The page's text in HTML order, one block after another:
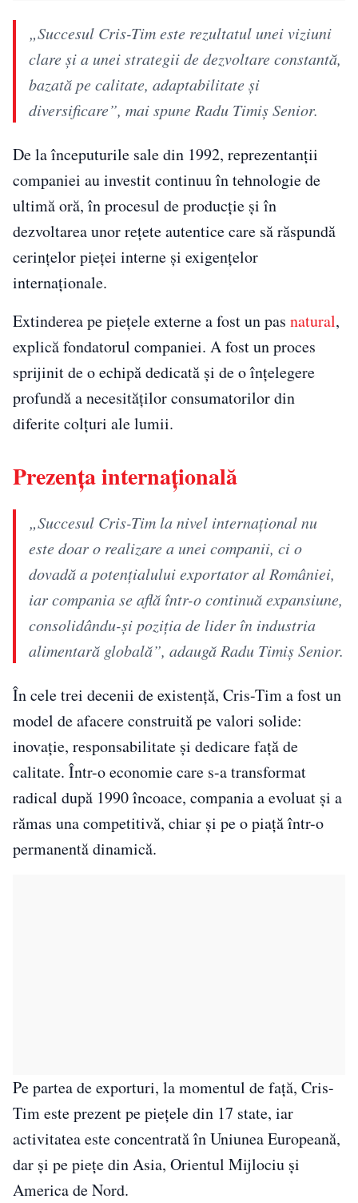
„Succesul Cris-Tim este rezultatul unei viziuni
clare și a unei strategii de dezvoltare constantă,
bazată pe calitate, adaptabilitate și
diversificare”, mai spune Radu TimișSenior.
De la începuturile sale din 1992, reprezentanții
companiei au investit continuu în tehnologie de
ultimă oră, în procesul de producție și în
dezvoltarea unor rețete autentice care să răspundă
cerințelor pieței interne și exigențelor
internaționale.
Extinderea pe piețele externe a fost un pas natural,
explică fondatorul companiei. A fost un proces
sprijinit de o echipă dedicată și de o înțelegere
profundă a necesităților consumatorilor din
diferite colțuri ale lumii.
Prezența internațională
„Succesul Cris-Tim la nivel internațional nu
este doar o realizare a unei companii, ci o
dovadă a potențialului exportator al României,
iar compania se află într-o continuă expansiune,
consolidându-și poziția de lider în industria
alimentară globală”, adaugă Radu TimișSenior.
În cele trei decenii de existență, Cris-Tim a fost un
model de afacere construită pe valori solide:
inovație, responsabilitate și dedicare față de
calitate. Într-o economie care s-a transformat
radical după 1990 încoace, compania a evoluat și a
rămas una competitivă, chiar și pe o piață într-o
permanentă dinamică.
Pe partea de exporturi, la momentul de față, Cris-
Tim este prezent pe piețele din 17 state, iar
activitatea este concentrată în Uniunea Europeană,
dar și pe piețe din Asia, Orientul Mijlociu și
America de Nord.